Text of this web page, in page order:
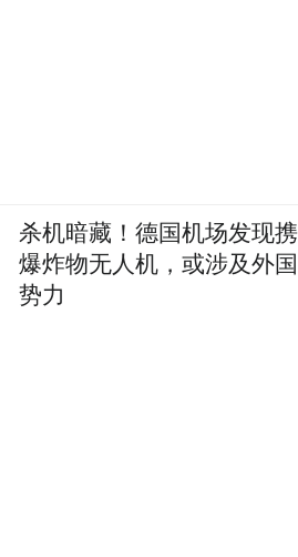
杀机暗藏！德国机场发现携
爆炸物无人机，或涉及外国
势力